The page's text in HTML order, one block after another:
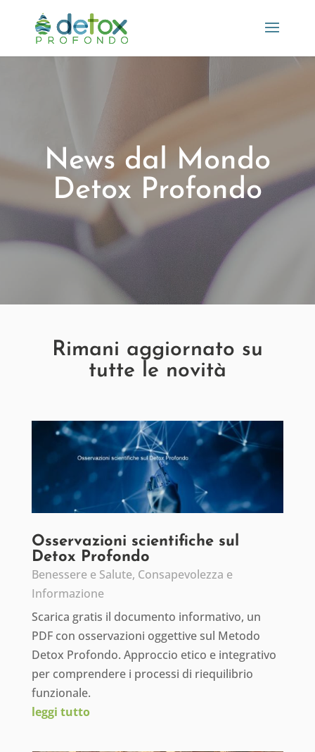
News dal Mondo
Detox Profondo
Rimani aggiornato su
tutte le novità
Osservazioni scientifiche sul
Detox Profondo
Benessere e Salute, Consapevolezza e
Informazione
Scarica gratis il documento informativo, un
PDF con osservazioni oggettive sul Metodo
Detox Profondo. Approccio etico e integrativo
per comprendere i processi di riequilibrio
funzionale.
leggi tutto